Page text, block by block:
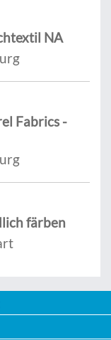
NA
Fabrics -
färben